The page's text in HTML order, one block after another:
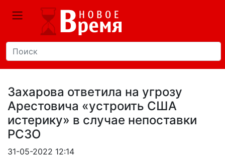
Захарова ответила на угрозу
Арестовича «устроить США
истерику» в случае непоставки
РСЗО
31-05-2022 12:14